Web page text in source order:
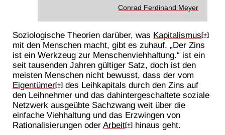
Conrad Ferdinand Meyer
Soziologische Theorien darüber, was Kapitalismus[+]
mit den Menschen macht, gibt es zuhauf. „Der Zins
ist ein Werkzeug zur Menschenviehhaltung.“ ist ein
seit tausenden Jahren gültiger Satz, doch ist den
meisten Menschen nicht bewusst, dass der vom
Eigentümer[+] des Leihkapitals durch den Zins auf
den Leihnehmer und das dahintergeschaltete soziale
Netzwerk ausgeübte Sachzwang weit über die
einfache Viehhaltung und das Erzwingen von
Rationalisierungen oderArbeit[+] hinaus geht.